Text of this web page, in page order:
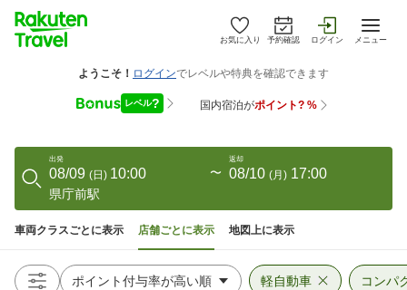
お気に入り 予約確認 ログイン メニュー
出発
08/09 (日) 10:00 〜
返却
08/10 (月 ) 17:00
県庁前駅
車両クラスごとに表示 店舗ごとに表示 地図上に表示
軽自動車 コンパ